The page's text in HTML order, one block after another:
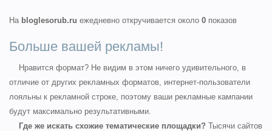
На bloglesorub.ru ежедневно откручивается около 0 показов
Больше вашей рекламы!
Нравится формат? Не видим в этом ничего удивительного, в
отличие от других рекламных форматов, интернет-пользователи
лояльны к рекламной строке, поэтому ваши рекламные кампании
будут максимально результативными.
Где же искать схожие тематические площадки? Тысячи сайтов